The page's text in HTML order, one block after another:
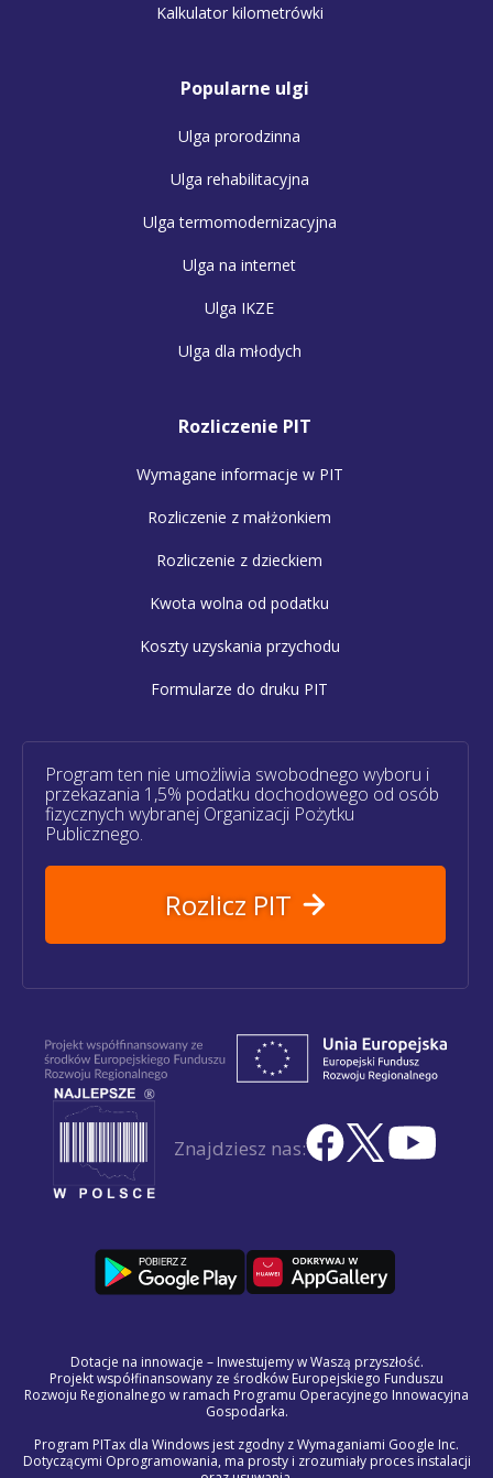
Kalkulator kilometrówki
Popularne ulgi
Ulga prorodzinna
Ulga rehabilitacyjna
Ulga termomodernizacyjna
Ulga na internet
Ulga IKZE
Ulga dla młodych
Rozliczenie PIT
Wymagane informacje w PIT
Rozliczenie z małżonkiem
Rozliczenie z dzieckiem
Kwota wolna od podatku
Koszty uzyskania przychodu
Formularze do druku PIT
Program ten nie umożliwia swobodnego wyboru i
przekazania 1,5% podatku dochodowego od osób
fizycznych wybranej Organizacji Pożytku
Publicznego.
Rozlicz PIT
Znajdziesz nas:
Dotacje na innowacje – Inwestujemy w Waszą przyszłość.
Projekt współfinansowany ze środków Europejskiego Funduszu
Rozwoju Regionalnego w ramach Programu Operacyjnego Innowacyjna
Gospodarka.
Program PITax dla Windows jest zgodny z Wymaganiami Google Inc.
Dotyczącymi Oprogramowania, ma prosty i zrozumiały proces instalacji